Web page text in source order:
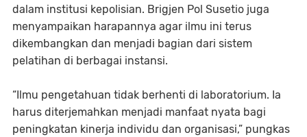
dalam institusi kepolisian. Brigjen Pol Susetio juga
menyampaikan harapannya agar ilmu ini terus
dikembangkan dan menjadi bagian dari sistem
pelatihan di berbagai instansi.
“Ilmu pengetahuan tidak berhenti di laboratorium. Ia
harus diterjemahkan menjadi manfaat nyata bagi
peningkatan kinerja individu dan organisasi,” pungkas